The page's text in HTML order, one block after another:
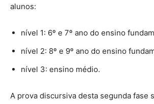
alunos:
nível 1: 6º e 7º ano do ensino
nível 2: 8º e 9º ano do ensino
nível 3: ensino médio.
A prova discursiva desta segunda fase